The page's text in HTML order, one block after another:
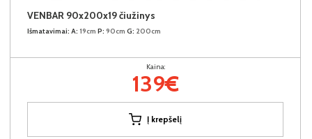
VENBAR 90x200x19 čiužinys
Išmatavimai: A: 19cm P: 90cm G: 200cm
Kaina:
139€
Į krepšelį